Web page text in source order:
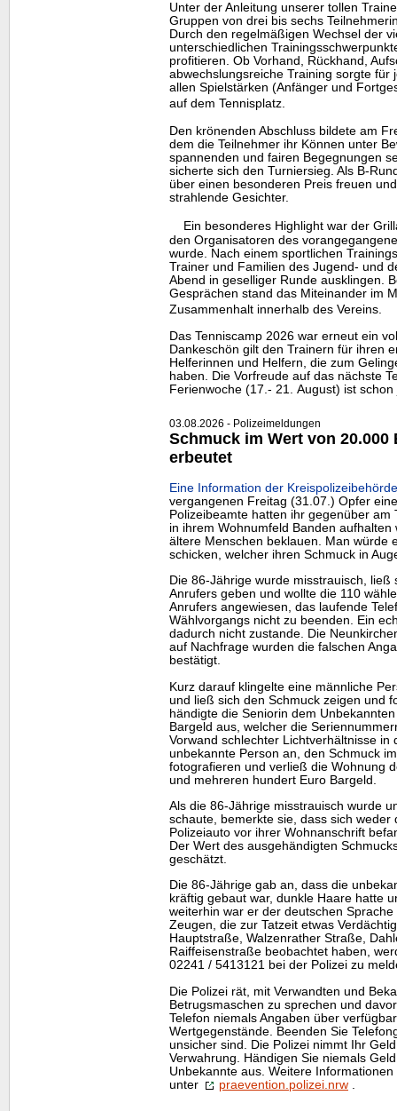
Unter der Anleitung unserer tollen
Gruppen von drei bis sechs
Durch den regelmäßigen Wechsel der
unterschiedlichen
profitieren. Ob Vorhand, Rückhand,
abwechslungsreiche Training sorgte für
allen Spielstärken (Anfänger und
auf dem Tennisplatz.
Den krönenden Abschluss bildete am
dem die Teilnehmer ihr Können unter
spannenden und fairen Begegnungen
sicherte sich den Turniersieg. Als B-
über einen besonderen Preis freuen
strahlende Gesichter.
Ein besonderes Highlight war der
den Organisatoren des
wurde. Nach einem sportlichen
Trainer und Familien des Jugend- und
Abend in geselliger Runde ausklingen.
Gesprächen stand das Miteinander im
Zusammenhalt innerhalb des Vereins.
Das Tenniscamp 2026 war erneut ein
Dankeschön gilt den Trainern für ihren
Helferinnen und Helfern, die zum
haben. Die Vorfreude auf das nächste
Ferienwoche (17.- 21. August) ist
03.08.2026 - Polizeimeldungen
Schmuck im Wert von 20.000
erbeutet
Eine Information der
vergangenen Freitag (31.07.) Opfer
Polizeibeamte hatten ihr gegenüber am
in ihrem Wohnumfeld Banden
ältere Menschen beklauen. Man würde
schicken, welcher ihren Schmuck in
Die 86-Jährige wurde misstrauisch, ließ
Anrufers geben und wollte die 110
Anrufers angewiesen, das laufende
Wählvorgangs nicht zu beenden. Ein
dadurch nicht zustande. Die
auf Nachfrage wurden die falschen
bestätigt.
Kurz darauf klingelte eine männliche
und ließ sich den Schmuck zeigen und
händigte die Seniorin dem
Bargeld aus, welcher die
Vorwand schlechter Lichtverhältnisse in
unbekannte Person an, den Schmuck
fotografieren und verließ die Wohnung
und mehreren hundert Euro Bargeld.
Als die 86-Jährige misstrauisch wurde
schaute, bemerkte sie, dass sich
Polizeiauto vor ihrer Wohnanschrift
Der Wert des ausgehändigten
geschätzt.
Die 86-Jährige gab an, dass die
kräftig gebaut war, dunkle Haare hatte
weiterhin war er der deutschen
Zeugen, die zur Tatzeit etwas
Hauptstraße, Walzenrather Straße,
Raiffeisenstraße beobachtet haben,
02241 / 5413121 bei der Polizei zu
Die Polizei rät, mit Verwandten und
Betrugsmaschen zu sprechen und
Telefon niemals Angaben über
Wertgegenstände. Beenden Sie
unsicher sind. Die Polizei nimmt Ihr
Verwahrung. Händigen Sie niemals
Unbekannte aus. Weitere
unter
praevention.polizei.nrw